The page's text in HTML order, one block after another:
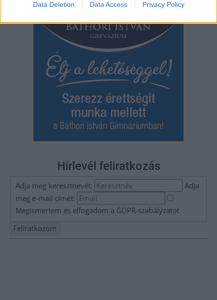
Data Deletion Data Access Privacy Policy
Hírlevél feliratkozás
Adja meg keresztnevét:
Adja
meg e-mail címét:
Megismertem és elfogadom a GDPR-szabályzatot